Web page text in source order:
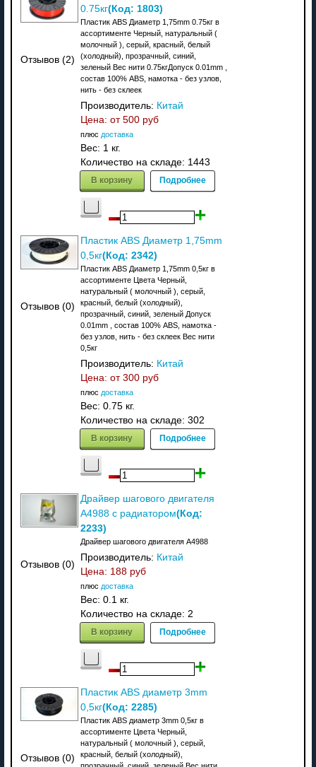
Отзывов (2)
0.75кг(Код: 1803)
Пластик ABS Диаметр 1,75mm 0.75кг в
ассортименте Черный, натуральный (
молочный ), серый, красный, белый
(холодный), прозрачный, синий,
зеленый Вес нити 0.75кгДопуск 0.01mm ,
состав 100% ABS, намотка - без узлов,
нить - без склеек
Производитель: Китай
Цена: от 500 руб
плюс доставка
Вес: 1 кг.
Количество на складе: 1443
В корзину Подробнее
Отзывов (0)
Пластик ABS Диаметр 1,75mm
0,5кг(Код: 2342)
Пластик ABS Диаметр 1,75mm 0,5кг в
ассортименте Цвета Черный,
натуральный ( молочный ), серый,
красный, белый (холодный),
прозрачный, синий, зеленый Допуск
0.01mm , состав 100% ABS, намотка -
без узлов, нить - без склеек Вес нити
0,5кг
Производитель: Китай
Цена: от 300 руб
плюс доставка
Вес: 0.75 кг.
Количество на складе: 302
В корзину Подробнее
Отзывов (0)
Драйвер шагового двигателя
A4988 c радиатором(Код:
2233)
Драйвер шагового двигателя A4988
Производитель: Китай
Цена: 188 руб
плюс доставка
Вес: 0.1 кг.
Количество на складе: 2
В корзину Подробнее
Отзывов (0)
Пластик ABS диаметр 3mm
0,5кг(Код: 2285)
Пластик ABS диаметр 3mm 0,5кг в
ассортименте Цвета Черный,
натуральный ( молочный ), серый,
красный, белый (холодный),